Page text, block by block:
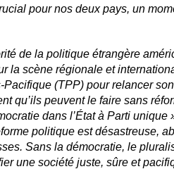
pour nos deux pays, un
de la politique étrangère
la scène régionale et
Pacifique (TPP) pour relancer
qu’ils peuvent le faire sans
dans l’État à Parti
politique est désastreuse,
Sans la démocratie, le
une société juste, sûre et